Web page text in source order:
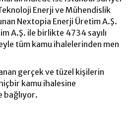
Enerji ve Mühendislik
Nextopia Enerji Üretim A.Ş.
A.Ş. ile birlikte 4734 sayılı
tüm kamu ihalelerinden men
gerçek ve tüzel kişilerin
kamu ihalesine
bağlıyor.